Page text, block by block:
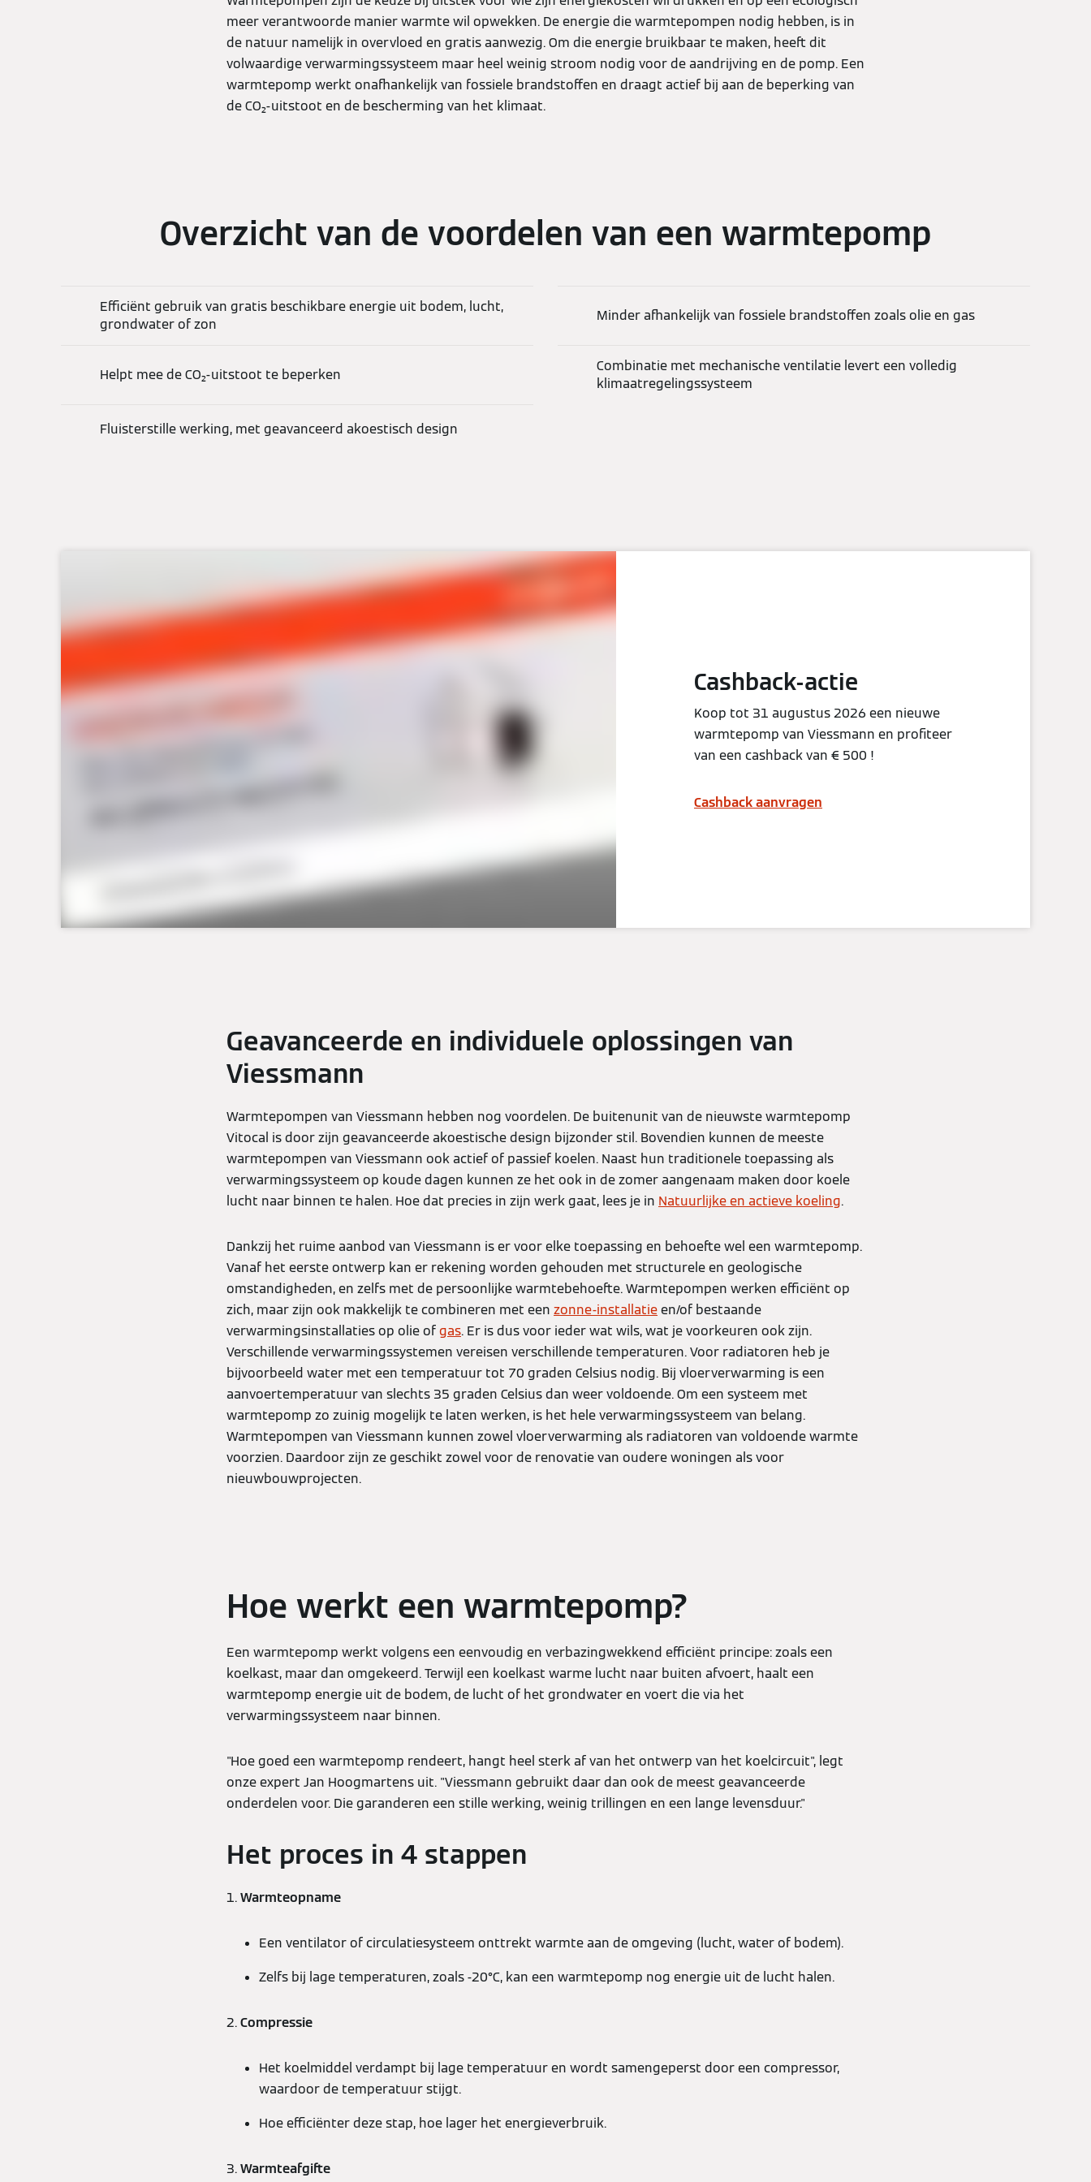
meer verantwoorde manier warmte wil opwekken. De energie die warmtepompen nodig hebben, is in
de natuur namelijk in overvloed en gratis aanwezig. Om die energie bruikbaar te maken, heeft dit
volwaardige verwarmingssysteem maar heel weinig stroom nodig voor de aandrijving en de pomp. Een
warmtepomp werkt onafhankelijk van fossiele brandstoffen en draagt actief bij aan de beperking van
de CO₂-uitstoot en de bescherming van het klimaat.
Overzicht van de voordelen van een warmtepomp
Efficiënt gebruik van gratis beschikbare energie uit bodem, lucht,
grondwater of zon
Minder afhankelijk van fossiele brandstoffen zoals olie en gas
Helpt mee de CO₂-uitstoot te beperken
Combinatie met mechanische ventilatie levert een volledig
klimaatregelingssysteem
Fluisterstille werking, met geavanceerd akoestisch design
Cashback-actie
Koop tot 31 augustus 2026 een nieuwe
warmtepomp van Viessmann en profiteer
van een cashback van € 500 !
Cashback aanvragen
Geavanceerde en individuele oplossingen van
Viessmann
Warmtepompen van Viessmann hebben nog voordelen. De buitenunit van de nieuwste warmtepomp
Vitocal is door zijn geavanceerde akoestische design bijzonder stil. Bovendien kunnen de meeste
warmtepompen van Viessmann ook actief of passief koelen. Naast hun traditionele toepassing als
verwarmingssysteem op koude dagen kunnen ze het ook in de zomer aangenaam maken door koele
lucht naar binnen te halen. Hoe dat precies in zijn werk gaat, lees je in Natuurlijke en actieve koeling.
Dankzij het ruime aanbod van Viessmann is er voor elke toepassing en behoefte wel een warmtepomp.
Vanaf het eerste ontwerp kan er rekening worden gehouden met structurele en geologische
omstandigheden, en zelfs met de persoonlijke warmtebehoefte. Warmtepompen werken efficiënt op
zich, maar zijn ook makkelijk te combineren met een zonne-installatieen/of bestaande
verwarmingsinstallaties op olie ofgas. Er is dus voor ieder wat wils, wat je voorkeuren ook zijn.
Verschillende verwarmingssystemen vereisen verschillende temperaturen. Voor radiatoren heb je
bijvoorbeeld water met een temperatuur tot 70 graden Celsius nodig. Bij vloerverwarming is een
aanvoertemperatuur van slechts 35 graden Celsius dan weer voldoende. Om een systeem met
warmtepomp zo zuinig mogelijk te laten werken, is het hele verwarmingssysteem van belang.
Warmtepompen van Viessmann kunnen zowel vloerverwarming als radiatoren van voldoende warmte
voorzien. Daardoor zijn ze geschikt zowel voor de renovatie van oudere woningen als voor
nieuwbouwprojecten.
Hoe werkt een warmtepomp?
Een warmtepomp werkt volgens een eenvoudig en verbazingwekkend efficiënt principe: zoals een
koelkast, maar dan omgekeerd. Terwijl een koelkast warme lucht naar buiten afvoert, haalt een
warmtepomp energie uit de bodem, de lucht of het grondwater en voert die via het
verwarmingssysteem naar binnen.
"Hoe goed een warmtepomp rendeert, hangt heel sterk af van het ontwerp van het koelcircuit", legt
onze expert Jan Hoogmartens uit. "Viessmann gebruikt daar dan ook de meest geavanceerde
onderdelen voor. Die garanderen een stille werking, weinig trillingen en een lange levensduur."
Het proces in 4 stappen
1.Warmteopname
Een ventilator of circulatiesysteem onttrekt warmte aan de omgeving (lucht, water of bodem).
Zelfs bij lage temperaturen, zoals -20°C, kan een warmtepomp nog energie uit de lucht halen.
2.Compressie
Het koelmiddel verdampt bij lage temperatuur en wordt samengeperst door een compressor,
waardoor de temperatuur stijgt.
Hoe efficiënter deze stap, hoe lager het energieverbruik.
3.Warmteafgifte